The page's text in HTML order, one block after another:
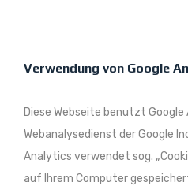
Verwendung von Google
Diese Webseite benutzt Google
Webanalysedienst der Google
Analytics verwendet sog.
auf Ihrem Computer